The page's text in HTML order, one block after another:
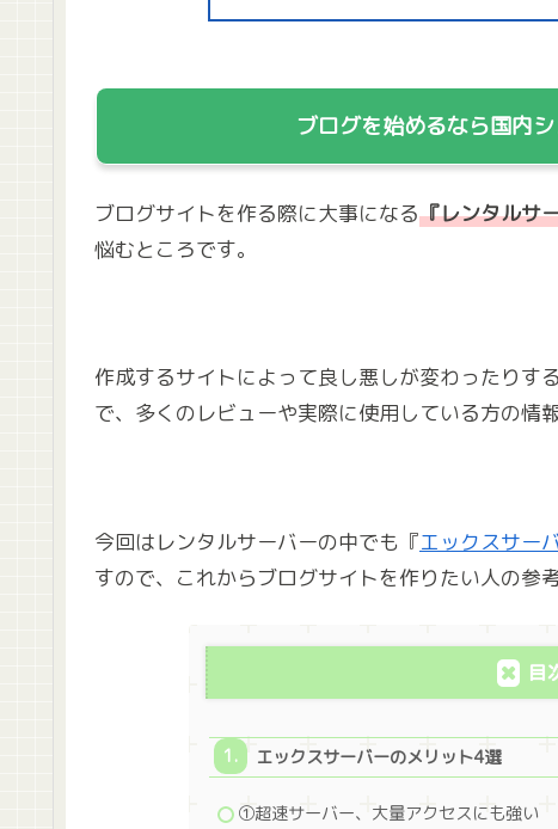
ブログを始めるなら国内
ブログサイトを作る際に大事になる『レンタルサ
悩むところです。
作成するサイトによって良し悪しが変わったりす
で、多くのレビューや実際に使用している方の情
今回はレンタルサーバーの中でも『エックスサー
すので、これからブログサイトを作りたい人の参
目
エックスサーバーのメリット4選
①超速サーバー、大量アクセスにも強い